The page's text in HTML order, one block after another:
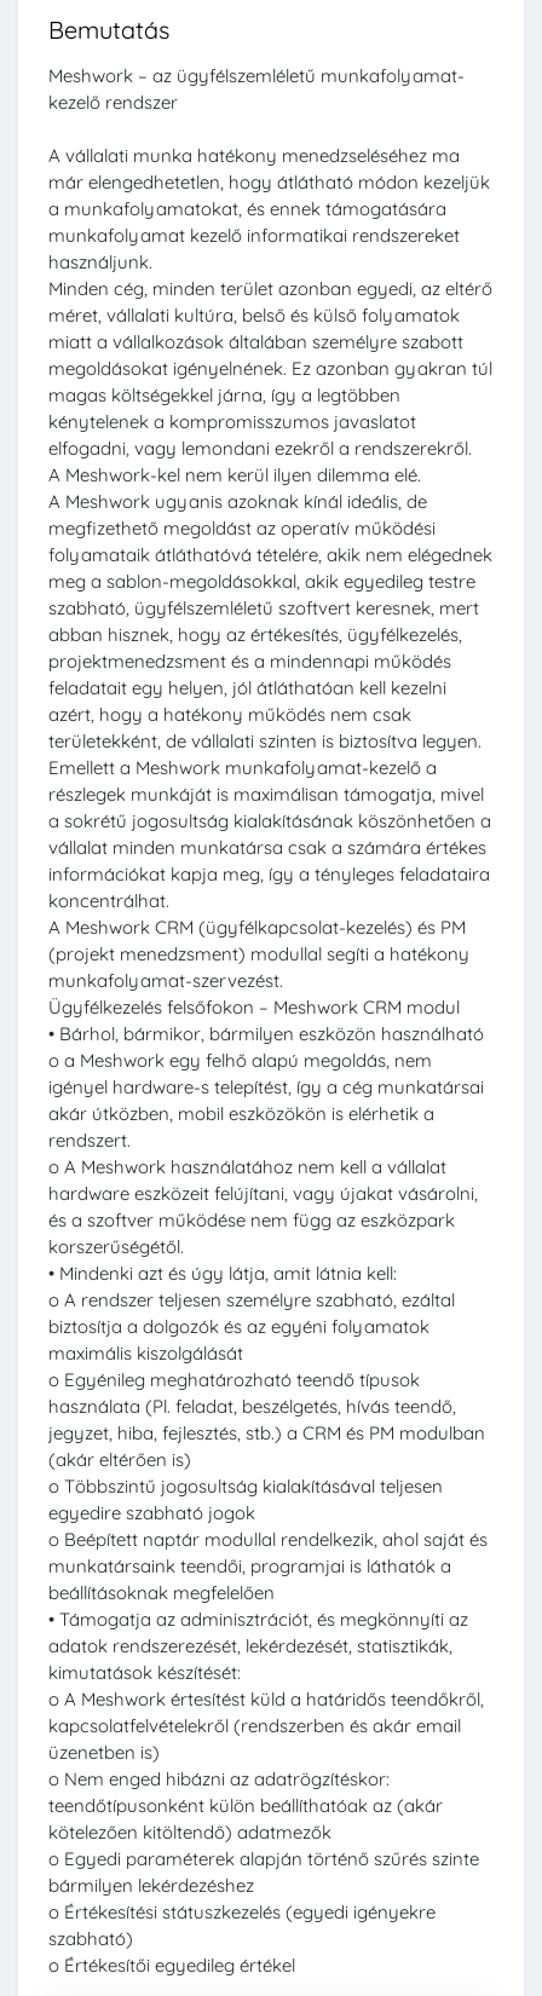
Bemutatás
Meshwork – az ügyfélszemléletű munkafolyamat-
kezelő rendszer
A vállalati munka hatékony menedzseléséhez ma
már elengedhetetlen, hogy átlátható módon kezeljük
a munkafolyamatokat, és ennek támogatására
munkafolyamat kezelő informatikai rendszereket
használjunk.
Minden cég, minden terület azonban egyedi, az eltérő
méret, vállalati kultúra, belső és külső folyamatok
miatt a vállalkozások általában személyre szabott
megoldásokat igényelnének. Ez azonban gyakran túl
magas költségekkel járna, így a legtöbben
kénytelenek a kompromisszumos javaslatot
elfogadni, vagy lemondani ezekről a rendszerekről.
A Meshwork-kel nem kerül ilyen dilemma elé.
A Meshwork ugyanis azoknak kínál ideális, de
megfizethető megoldást az operatív működési
folyamataik átláthatóvá tételére, akik nem elégednek
meg a sablon-megoldásokkal, akik egyedileg testre
szabható, ügyfélszemléletű szoftvert keresnek, mert
abban hisznek, hogy az értékesítés, ügyfélkezelés,
projektmenedzsment és a mindennapi működés
feladatait egy helyen, jól átláthatóan kell kezelni
azért, hogy a hatékony működés nem csak
területekként, de vállalati szinten is biztosítva legyen.
Emellett a Meshwork munkafolyamat-kezelő a
részlegek munkáját is maximálisan támogatja, mivel
a sokrétű jogosultság kialakításának köszönhetően a
vállalat minden munkatársa csak a számára értékes
információkat kapja meg, így a tényleges feladataira
koncentrálhat.
A Meshwork CRM (ügyfélkapcsolat-kezelés) és PM
(projekt menedzsment) modullal segíti a hatékony
munkafolyamat-szervezést.
Ügyfélkezelés felsőfokon – Meshwork CRM modul
• Bárhol, bármikor, bármilyen eszközön használható
o a Meshwork egy felhő alapú megoldás, nem
igényel hardware-s telepítést, így a cég munkatársai
akár útközben, mobil eszközökön is elérhetik a
rendszert.
o A Meshwork használatához nem kell a vállalat
hardware eszközeit felújítani, vagy újakat vásárolni,
és a szoftver működése nem függ az eszközpark
korszerűségétől.
• Mindenki azt és úgy látja, amit látnia kell:
o A rendszer teljesen személyre szabható, ezáltal
biztosítja a dolgozók és az egyéni folyamatok
maximális kiszolgálását
o Egyénileg meghatározható teendő típusok
használata (Pl. feladat, beszélgetés, hívás teendő,
jegyzet, hiba, fejlesztés, stb.) a CRM és PM modulban
(akár eltérően is)
o Többszintű jogosultság kialakításával teljesen
egyedire szabható jogok
o Beépített naptár modullal rendelkezik, ahol saját és
munkatársaink teendői, programjai is láthatók a
beállításoknak megfelelően
• Támogatja az adminisztrációt, és megkönnyíti az
adatok rendszerezését, lekérdezését, statisztikák,
kimutatások készítését:
o A Meshwork értesítést küld a határidős teendőkről,
kapcsolatfelvételekről (rendszerben és akár email
üzenetben is)
o Nem enged hibázni az adatrögzítéskor:
teendőtípusonként külön beállíthatóak az (akár
kötelezően kitöltendő) adatmezők
o Egyedi paraméterek alapján történő szűrés szinte
bármilyen lekérdezéshez
o Értékesítési státuszkezelés (egyedi igényekre
szabható)
o Értékesítői egyedileg értékel